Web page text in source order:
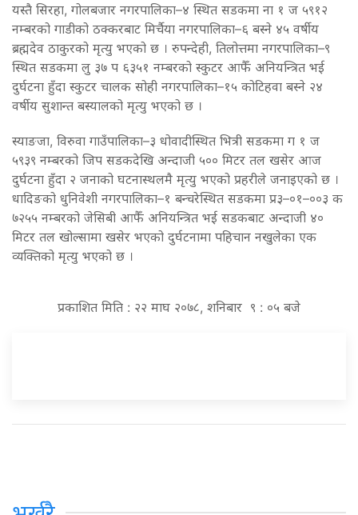
यस्तै सिरहा, गोलबजार नगरपालिका–४ स्थित सडकमा ना १ ज ५९१२
नम्बरको गाडीको ठक्करबाट मिर्चैया नगरपालिका–६ बस्ने ४५ वर्षीय
ब्रह्मदेव ठाकुरको मृत्यु भएको छ । रुपन्देही, तिलोत्तमा नगरपालिका–९
स्थित सडकमा लु ३७ प ६३५१ नम्बरको स्कुटर आफैँ अनियन्त्रित भई
दुर्घटना हुँदा स्कुटर चालक सोही नगरपालिका–१५ कोटिहवा बस्ने २४
वर्षीय सुशान्त बस्यालको मृत्यु भएको छ ।
स्याङजा, विरुवा गाउँपालिका–३ धोवादीस्थित भित्री सडकमा ग १ ज
५९३९ नम्बरको जिप सडकदेखि अन्दाजी ५०० मिटर तल खसेर आज
दुर्घटना हुँदा २ जनाको घटनास्थलमै मृत्यु भएको प्रहरीले जनाइएको छ ।
धादिङको धुनिवेशी नगरपालिका–१ बन्चरेस्थित सडकमा प्र३–०१–००३ क
७२५५ नम्बरको जेसिबी आफैँ अनियन्त्रित भई सडकबाट अन्दाजी ४०
मिटर तल खोल्सामा खसेर भएको दुर्घटनामा पहिचान नखुलेका एक
व्यक्तिको मृत्यु भएको छ ।
प्रकाशित मिति : २२ माघ २०७८, शनिबार ९ : ०५ बजे